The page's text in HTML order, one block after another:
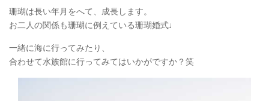
珊瑚は長い年月をへて、成長します。
お二人の関係も珊瑚に例えている珊瑚婚式♩
一緒に海に行ってみたり、
合わせて水族館に行ってみてはいかがですか？笑